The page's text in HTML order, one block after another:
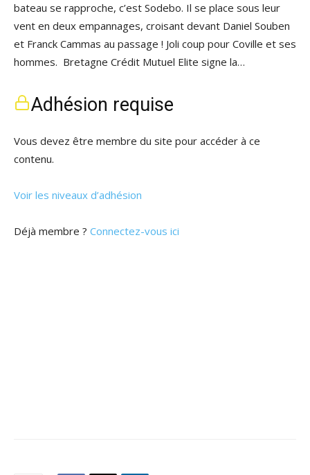
bateau se rapproche, c’est Sodebo. Il se place sous leur
vent en deux empannages, croisant devant Daniel Souben
et Franck Cammas au passage ! Joli coup pour Coville et ses
hommes. Bretagne Crédit Mutuel Elite signe la…
Adhésion requise
Vous devez être membre du site pour accéder à ce
contenu.
Voir les niveaux d’adhésion
Déjà membre ? Connectez-vous ici